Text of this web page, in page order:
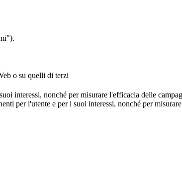
o su quelli di terzi
interessi, nonché per misurare l'efficacia delle
per l'utente e per i suoi interessi, nonché per